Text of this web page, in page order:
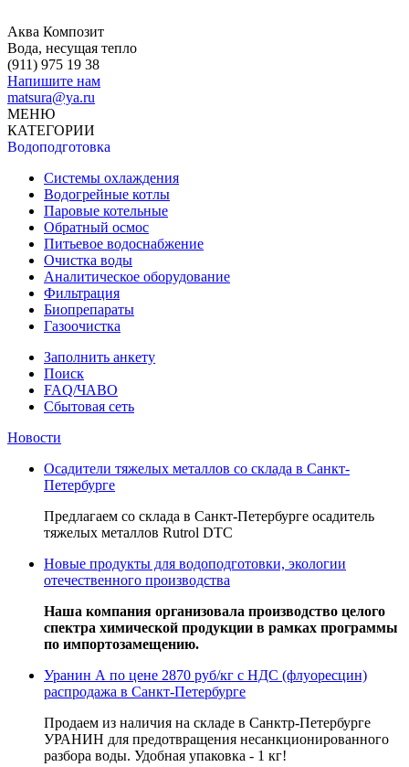
Аква Композит
Вода, несущая тепло
(911) 975 19 38
Напишите нам
matsura@ya.ru
МЕНЮ
КАТЕГОРИИ
Водоподготовка
Системы охлаждения
Водогрейные котлы
Паровые котельные
Обратный осмос
Питьевое водоснабжение
Очистка воды
Аналитическое оборудование
Фильтрация
Биопрепараты
Газоочистка
Заполнить анкету
Поиск
FAQ/ЧАВО
Сбытовая сеть
Новости
Осадители тяжелых металлов со склада в Санкт-
Петербурге
Предлагаем со склада в Санкт-Петербурге осадитель
тяжелых металлов Rutrol DTC
Новые продукты для водоподготовки, экологии
отечественного производства
Наша компания организовала производство целого
спектра химической продукции в рамках программы
по импортозамещению.
Уранин А по цене 2870 руб/кг с НДС (флуоресцин)
распродажа в Санкт-Петербурге
Продаем из наличия на складе в Санктр-Петербурге
УРАНИН для предотвращения несанкционированного
разбора воды. Удобная упаковка - 1 кг!